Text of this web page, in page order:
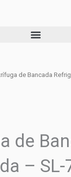
de Bancada
de
–